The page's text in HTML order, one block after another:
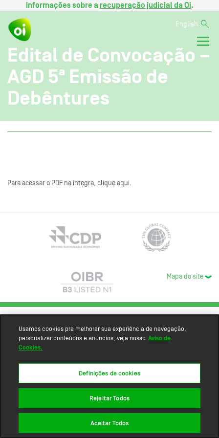
Informações sobre a recuperação judicial da Oi.
English
Edital de Convocação –
AGD 5ª Emissão de
Debêntures
Para acessar o PDF na íntegra, clique aqui.
Mapa do site
Usamos cookies pra melhorar sua experiência de navegação,
personalizar conteúdos e anúncios, veja nosso Aviso de
Cookies.
Definições de cookies
Rejeitar Todos
Aceitar Todos